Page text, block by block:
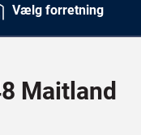
Vælg forretning
Maitland